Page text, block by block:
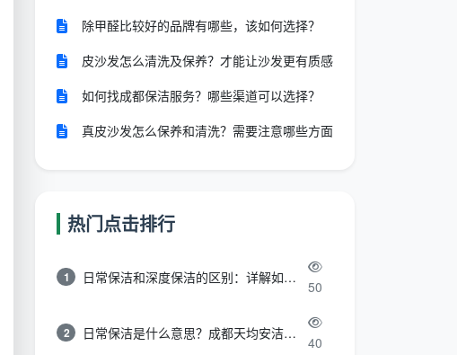
除甲醛比较好的品牌有哪些，该如何选择？
皮沙发怎么清洗及保养？才能让沙发更有质感
如何找成都保洁服务？哪些渠道可以选择？
真皮沙发怎么保养和清洗？需要注意哪些方面
热门点击排行
1 日常保洁和深度保洁的区别：详解如何选择最适合的清洁服务
50
2 日常保洁是什么意思？成都天均安洁带你快速区分“日常vs深度vs开荒”
40